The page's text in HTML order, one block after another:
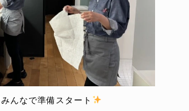
んなで準備スタート